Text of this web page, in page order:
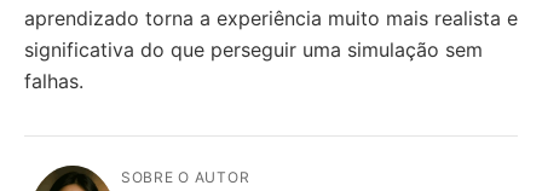
aprendizado torna a experiência muito mais realista e
significativa do que perseguir uma simulação sem
falhas.
SOBRE O AUTOR